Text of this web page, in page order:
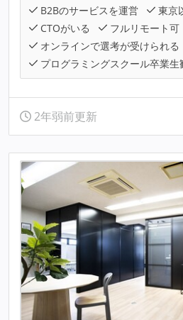
B2Bのサービスを運営
東京
CTOがいる
フルリモート可
オンラインで選考が受けられる
プログラミングスクール卒業生
2年弱前更新